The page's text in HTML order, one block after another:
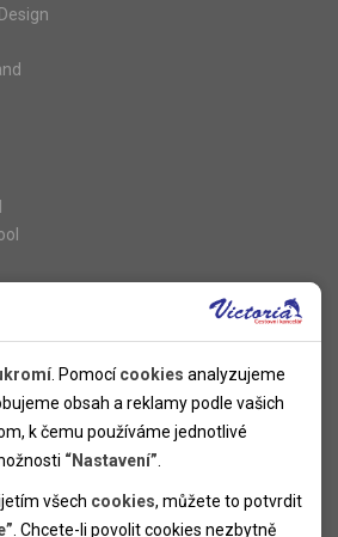
. Pomocícookies analyzujeme
obsah a reklamy podle vašich
k čemu používáme jednotlivé
“Nastavení”
všech cookies, můžete to potvrdit
. Chcete-li povolit cookies nezbytně
aby byla webová stránka použitelná
funkce jako navigace stránky a
sekcím webové stránky. Webová
fungovat bez těchto cookies.